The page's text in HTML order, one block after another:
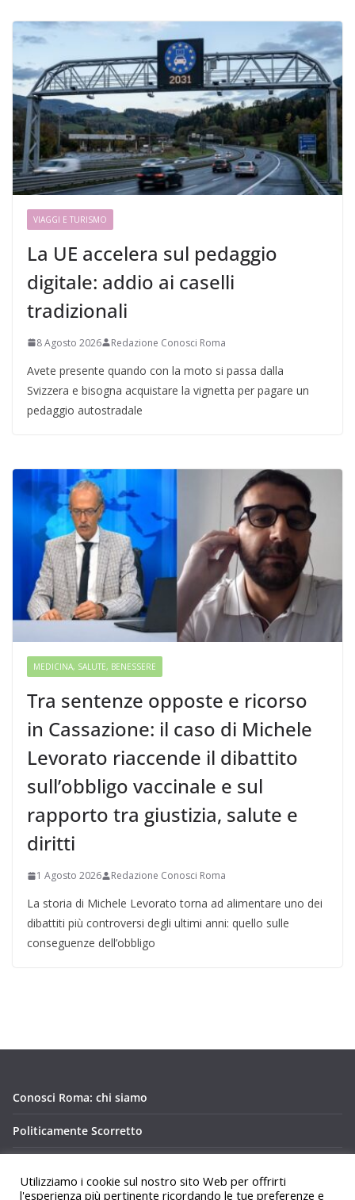
VIAGGI E TURISMO
La UE accelera sul pedaggio
digitale: addio ai caselli
tradizionali
8 Agosto 2026 Redazione Conosci Roma
Avete presente quando con la moto si passa dalla
Svizzera e bisogna acquistare la vignetta per pagare un
pedaggio autostradale
MEDICINA, SALUTE, BENESSERE
Tra sentenze opposte e ricorso
in Cassazione: il caso di Michele
Levorato riaccende il dibattito
sull’obbligo vaccinale e sul
rapporto tra giustizia, salute e
diritti
1 Agosto 2026 Redazione Conosci Roma
La storia di Michele Levorato torna ad alimentare uno dei
dibattiti più controversi degli ultimi anni: quello sulle
conseguenze dell’obbligo
Conosci Roma: chi siamo
Politicamente Scorretto
Utilizziamo i cookie sul nostro sito Web per offrirti
l'esperienza più pertinente ricordando le tue preferenze e